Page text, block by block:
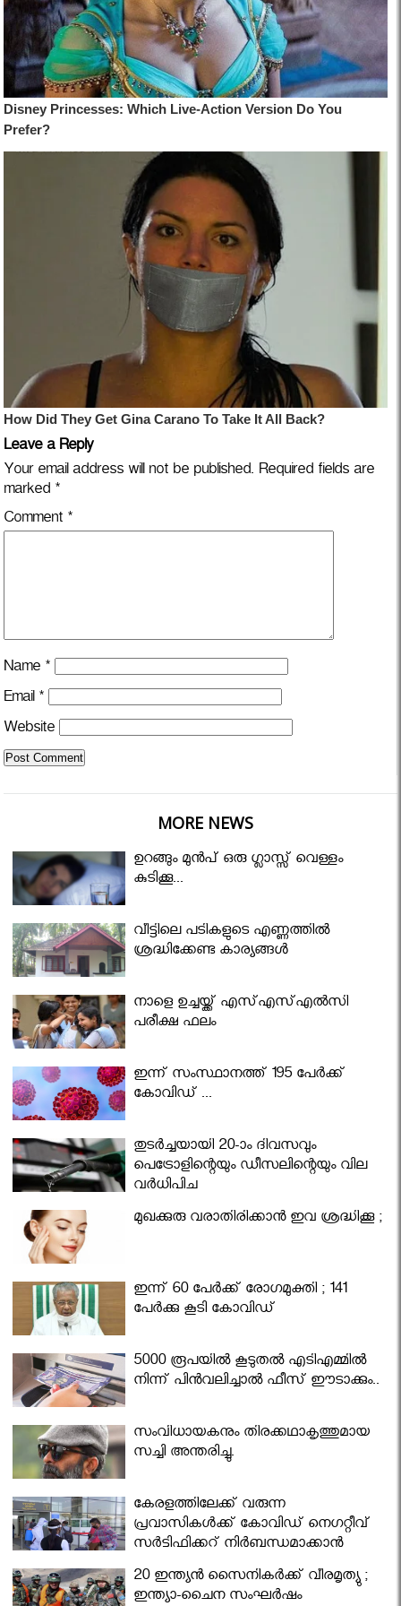
Leave a Reply
Your email address will not be published. Required fields are
marked *
Comment *
Name *
Email *
Website
MORE NEWS
ഉറങ്ങും മുന്‍പ് ഒരു ഗ്ലാസ്സ് വെള്ളം
കുടിക്കൂ...
വീട്ടിലെ പടികളുടെ എണ്ണത്തിൽ
ശ്രദ്ധിക്കേണ്ട കാര്യങ്ങൾ
നാളെ ഉച്ചയ്ക്ക് എസ്എസ്എല്‍സി
പരീക്ഷ ഫലം
ഇന്ന് സംസ്ഥാനത്ത് 195 പേര്‍ക്ക്
കോവിഡ് ...
തുടർച്ചയായി 20-ാം ദിവസവും
പെട്രോളിന്റെയും ഡീസലിന്റെയും വില
വര്‍ധിപ്പിച്ചു
മുഖക്കുരു വരാതിരിക്കാന്‍ ഇവ ശ്രദ്ധിക്കൂ ;
ഇന്ന് 60 പേർക്ക് രോഗമുക്തി ; 141
പേര്‍ക്കു കൂടി കോവിഡ്
5000 രൂപയിൽ കൂടുതൽ എടിഎമ്മിൽ
നിന്ന് പിൻവലിച്ചാൽ ഫീസ് ഈടാക്കും..
സംവിധായകനും തിരക്കഥാകൃത്തുമായ
സച്ചി അന്തരിച്ചു.
കേരളത്തിലേക്ക് വരുന്ന
പ്രവാസികള്‍ക്ക് കോവിഡ് നെഗറ്റീവ്
സര്‍ട്ടിഫിക്കറ്റ് നിർബന്ധമാക്കാൻ
മന്ത്രിസഭ
20 ഇന്ത്യൻ സൈനികർക്ക് വീരമൃത്യു ;
ഇന്ത്യാ-ചൈന സംഘർഷം